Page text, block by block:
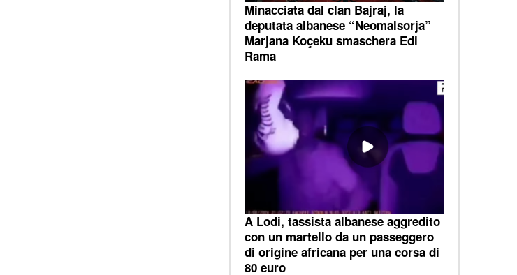
Minacciata dal clan Bajraj, la
deputata albanese “Neomalsorja”
Marjana Koçeku smaschera Edi
Rama
A Lodi, tassista albanese aggredito
con un martello da un passeggero
di origine africana per una corsa di
80 euro